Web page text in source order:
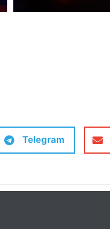
Telegram